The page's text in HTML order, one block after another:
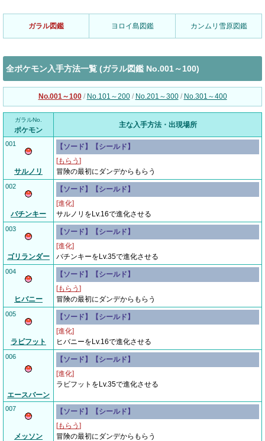
ガラル図鑑 ヨロイ島図鑑 カンムリ雪原図鑑
全ポケモン入手方法一覧 (ガラル図鑑 No.001～100)
No.001～100/ No.101～200/ No.201～300/ No.301～400
ガラルNo.
ポケモン
主な入手方法・出現場所
001
サルノリ
【ソード】【シールド】
[もらう ]
冒険の最初にダンデからもらう
002
バチンキー
【ソード】【シールド】
[進化]
サルノリをLv.16で進化させる
003
ゴリランダー
【ソード】【シールド】
[進化]
バチンキーをLv.35で進化させる
004
ヒバニー
【ソード】【シールド】
[もらう ]
冒険の最初にダンデからもらう
005
ラビフット
【ソード】【シールド】
[進化]
ヒバニーをLv.16で進化させる
006
エースバーン
【ソード】【シールド】
[進化]
ラビフットをLv.35で進化させる
007
メッソン
【ソード】【シールド】
[もらう ]
冒険の最初にダンデからもらう